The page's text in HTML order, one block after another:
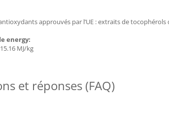
approuvés par l’UE : extraits de
energy:
MJ/kg
et réponses (FAQ)